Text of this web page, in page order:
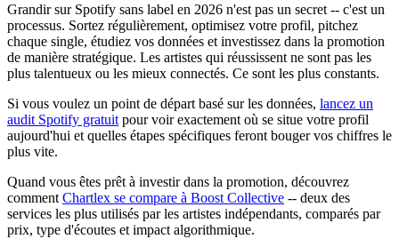
Grandir sur Spotify sans label en 2026 n'est pas un secret -- c'est un
processus. Sortez régulièrement, optimisez votre profil, pitchez
chaque single, étudiez vos données et investissez dans la promotion
de manière stratégique. Les artistes qui réussissent ne sont pas les
plus talentueux ou les mieux connectés. Ce sont les plus constants.
Si vous voulez un point de départ basé sur les données, lancez un
audit Spotify gratuit pour voir exactement où se situe votre profil
aujourd'hui et quelles étapes spécifiques feront bouger vos chiffres le
plus vite.
Quand vous êtes prêt à investir dans la promotion, découvrez
comment Chartlex se compare à Boost Collective -- deux des
services les plus utilisés par les artistes indépendants, comparés par
prix, type d'écoutes et impact algorithmique.